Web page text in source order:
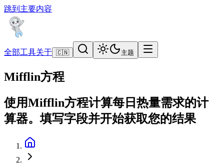
跳到主要内容
全部工具关于 🇨🇳 主题
Mifflin方程
使用Mifflin方程计算每日热量需求的计
算器。填写字段并开始获取您的结果